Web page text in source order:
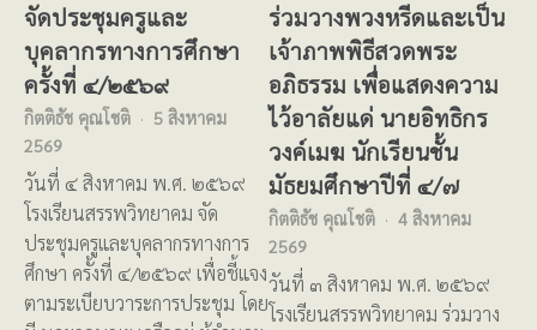
จัดประชุมครูและ
บุคลากรทางการศึกษา
ครั้งที่ ๔/๒๕๖๙
กิตติธัช คุณโชติ
5 สิงหาคม
2569
วันที่ ๔ สิงหาคม พ.ศ. ๒๕๖๙
โรงเรียนสรรพวิทยาคม จัด
ประชุมครูและบุคลากรทางการ
ศึกษา ครั้งที่ ๔/๒๕๖๙ เพื่อชี้แจง
ตามระเบียบวาระการประชุม โดย
ร่วมวางพวงหรีดและเป็น
เจ้าภาพพิธีสวดพระ
อภิธรรม เพื่อแสดงความ
ไว้อาลัยแด่ นายอิทธิกร
วงค์เมฆ นักเรียนชั้น
มัธยมศึกษาปีที่ ๔/๗
กิตติธัช คุณโชติ
4 สิงหาคม
2569
วันที่ ๓ สิงหาคม พ.ศ. ๒๕๖๙
โรงเรียนสรรพวิทยาคม ร่วมวาง